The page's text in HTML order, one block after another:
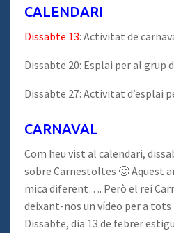
CALENDARI
Dissabte 13: Activitat de
Dissabte 20: Esplai per al grup
Dissabte 27: Activitat d’esplai
CARNAVAL
Com heu vist al calendari,
sobre Carnestoltes 🙂 Aquest
mica diferent…. Però el rei
deixant-nos un vídeo per a
Dissabte, dia 13 de febrer